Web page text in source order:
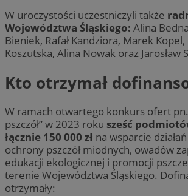
W uroczystości uczestniczyli także
Województwa Śląskiego: Alina
Bieniek, Rafał Kandziora, Marek
Koszutska, Alina Nowak oraz Jarosław
Kto otrzymał
W ramach otwartego konkurs ofert
pszczół” w 2023 roku sześć
łącznie 150 000 zł na wsparcie
ochrony pszczół miodnych, owadów
edukacji ekologicznej i promocji
terenie Województwa Śląskiego.
otrzymały: